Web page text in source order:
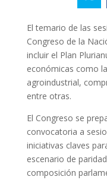
El temario de las
Congreso de la
incluir el Plan
económicas como
agroindustrial,
entre otras.
El Congreso se
convocatoria a
iniciativas claves
escenario de
composición